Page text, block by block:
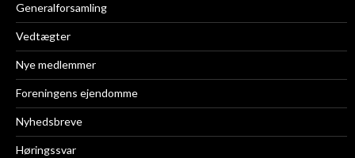
Generalforsamling
Vedtægter
Nye medlemmer
Foreningens ejendomme
Nyhedsbreve
Høringssvar